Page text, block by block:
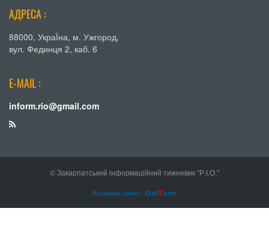
АДРЕСА :
88000, УкраЇна, м. Ужгород,
вул. Фединця 2, каб. 6
E-MAIL :
inform.rio@gmail.com
© Закарпатський інформаційний тижневик "Р.І.О."
Розробка сайту - CrafIT.com